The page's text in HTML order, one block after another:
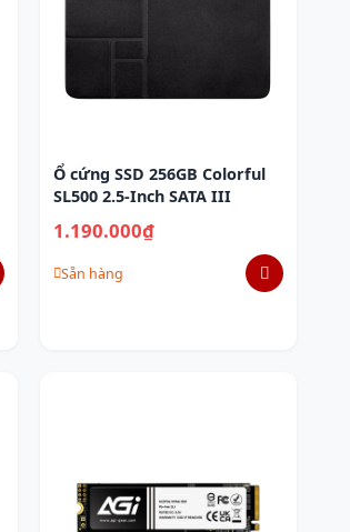
Ổ cứng SSD 256GB Colorful
SL500 2.5-Inch SATA III
1.190.000₫
Sẵn hàng